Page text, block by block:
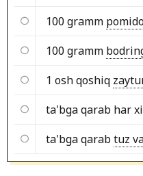
100 gramm
100 gramm
1 osh qoshiq
ta'bga qarab har
ta'bga qarabtuz